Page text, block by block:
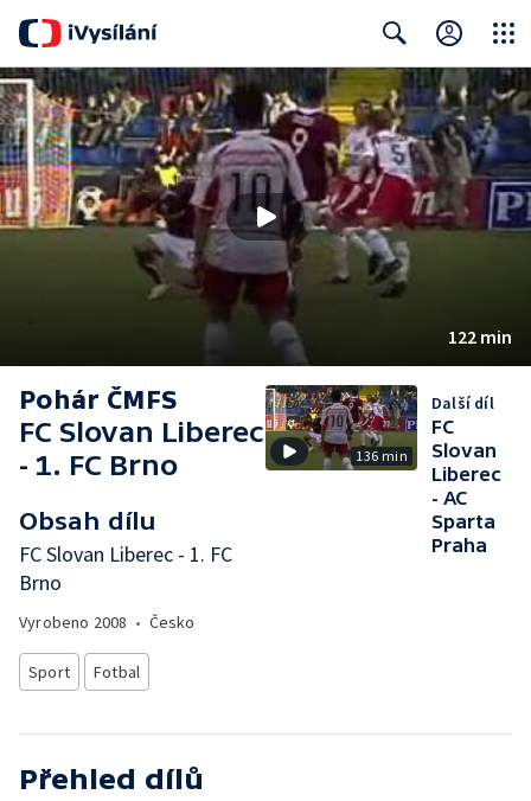
Search Close
122 min
Pohár ČMFS
FC Slovan Liberec
- 1. FC Brno
Obsah dílu
FC Slovan Liberec - 1. FC
Brno
Vyrobeno 2008 • Česko
Sport Fotbal
136 min
Další díl
FC
Slovan
Liberec
- AC
Sparta
Praha
Přehled dílů